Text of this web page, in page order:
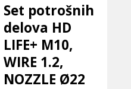
Set potrošnih
delova HD
LIFE+ M10,
WIRE 1.2,
NOZZLE Ø22